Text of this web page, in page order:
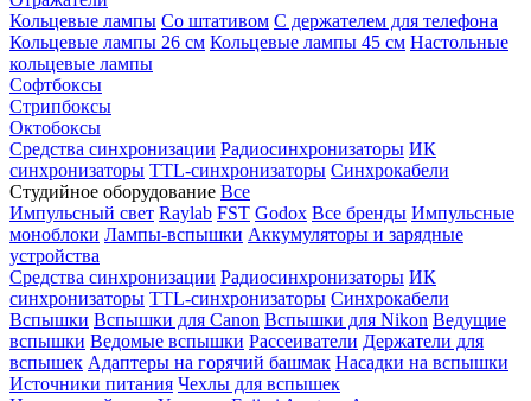
Кольцевые лампы Со штативом С держателем для телефона
Кольцевые лампы 26 см Кольцевые лампы 45 см Настольные
кольцевые лампы
Софтбоксы
Стрипбоксы
Октобоксы
Средства синхронизации Радиосинхронизаторы ИК
синхронизаторы TTL-синхронизаторы Синхрокабели
Студийное оборудование Все
Импульсный свет Raylab FST Godox Все бренды Импульсные
моноблоки Лампы-вспышки Аккумуляторы и зарядные
устройства
Средства синхронизации Радиосинхронизаторы ИК
синхронизаторы TTL-синхронизаторы Синхрокабели
Вспышки Вспышки для Canon Вспышки для Nikon Ведущие
вспышки Ведомые вспышки Рассеиватели Держатели для
вспышек Адаптеры на горячий башмак Насадки на вспышки
Источники питания Чехлы для вспышек